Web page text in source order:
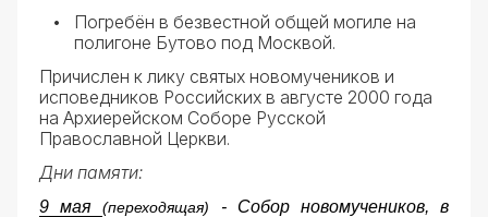
Погребён в безвестной общей могиле на
полигоне Бутово под Москвой.
Причислен к лику святых новомучеников и
исповедников Российских в августе 2000 года
на Архиерейском Соборе Русской
Православной Церкви.
Дни памяти:
9 мая(переходящая)
- Собор новомучеников, в